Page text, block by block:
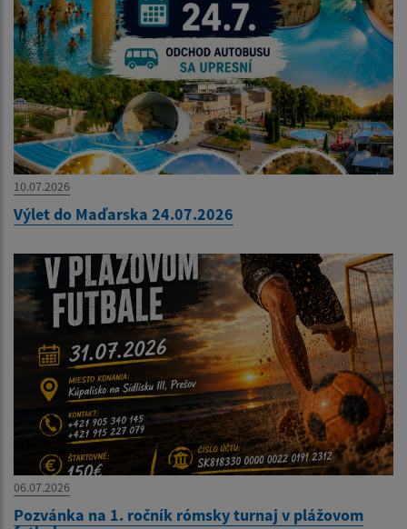
10.07.2026
Výlet do Maďarska 24.07.2026
06.07.2026
Pozvánka na 1. ročník rómsky turnaj v plážovom